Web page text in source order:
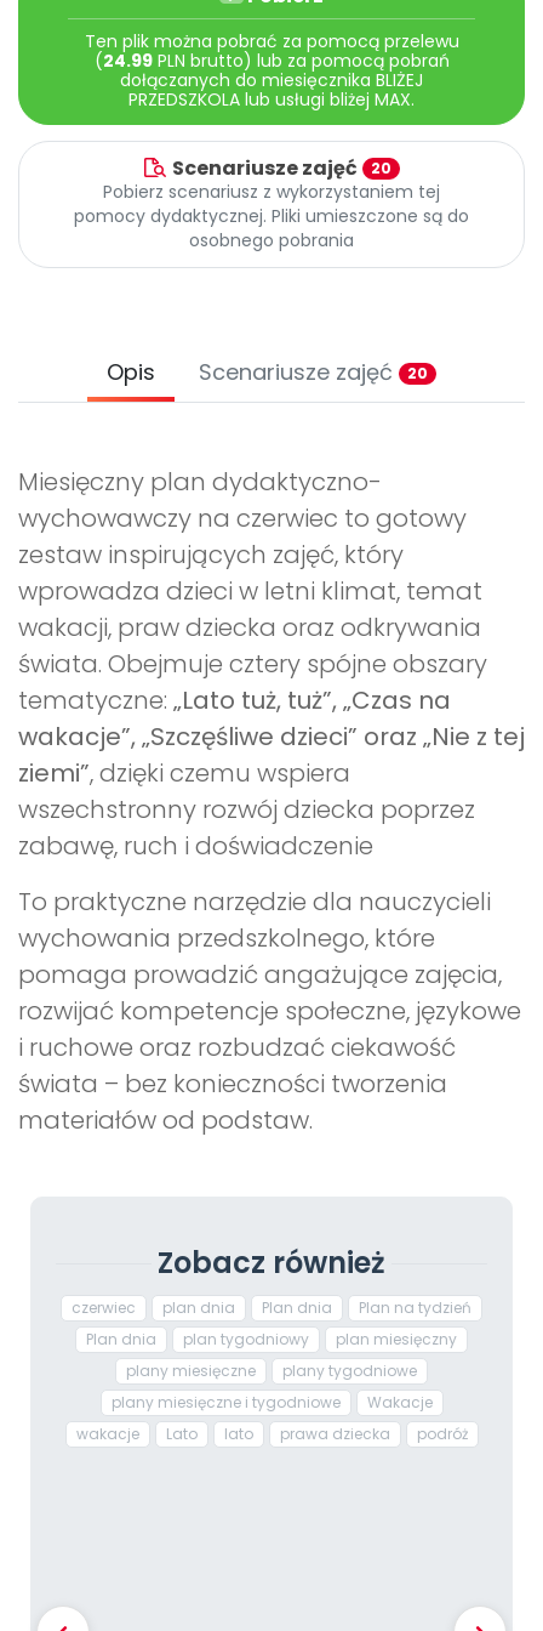
Pomoc
Promocje
Ten plik można pobrać za pomocą przelewu
(24.99PLN brutto) lub za pomocą pobrań
dołączanych do miesięcznika BLIŻEJ
PRZEDSZKOLA lub usługi bliżej MAX.
Scenariusze zajęć 20
Pobierz scenariusz z wykorzystaniem tej
pomocy dydaktycznej. Pliki umieszczone są do
osobnego pobrania
Opis Scenariusze zajęć 20
Miesięczny plan dydaktyczno-
wychowawczy na czerwiec to gotowy
zestaw inspirujących zajęć, który
wprowadza dzieci w letni klimat, temat
wakacji, praw dziecka oraz odkrywania
świata. Obejmuje cztery spójne obszary
tematyczne: „Lato tuż, tuż”, „Czas na
wakacje”, „Szczęśliwe dzieci” oraz „Nie z tej
ziemi”, dzięki czemu wspiera
wszechstronny rozwój dziecka poprzez
zabawę, ruch i doświadczenie
To praktyczne narzędzie dla nauczycieli
wychowania przedszkolnego, które
pomaga prowadzić angażujące zajęcia,
rozwijać kompetencje społeczne, językowe
i ruchowe oraz rozbudzać ciekawość
świata – bez konieczności tworzenia
materiałów od podstaw.
Zobacz również
czerwiec plan dnia Plan dnia
Plan na tydzień
Plan dnia
plan tygodniowy
plan miesięczny
plany miesięczne
plany tygodniowe
plany miesięczne i tygodniowe
Wakacje
wakacje
Lato lato prawa dziecka podróż